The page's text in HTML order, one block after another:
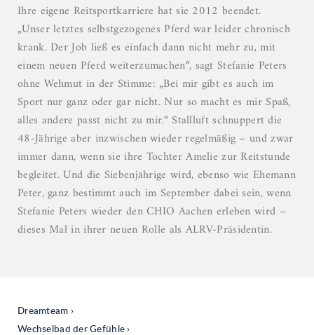
Ihre eigene Reitsportkarriere hat sie 2012 beendet.
„Unser letztes selbstgezogenes Pferd war leider chronisch
krank. Der Job ließ es einfach dann nicht mehr zu, mit
einem neuen Pferd weiterzumachen“, sagt Stefanie Peters
ohne Wehmut in der Stimme: „Bei mir gibt es auch im
Sport nur ganz oder gar nicht. Nur so macht es mir Spaß,
alles andere passt nicht zu mir.“ Stallluft schnuppert die
48-Jährige aber inzwischen wieder regelmäßig – und zwar
immer dann, wenn sie ihre Tochter Amelie zur Reitstunde
begleitet. Und die Siebenjährige wird, ebenso wie Ehemann
Peter, ganz bestimmt auch im September dabei sein, wenn
Stefanie Peters wieder den CHIO Aachen erleben wird –
dieses Mal in ihrer neuen Rolle als ALRV-Präsidentin.
Dreamteam
Wechselbad der Gefühle